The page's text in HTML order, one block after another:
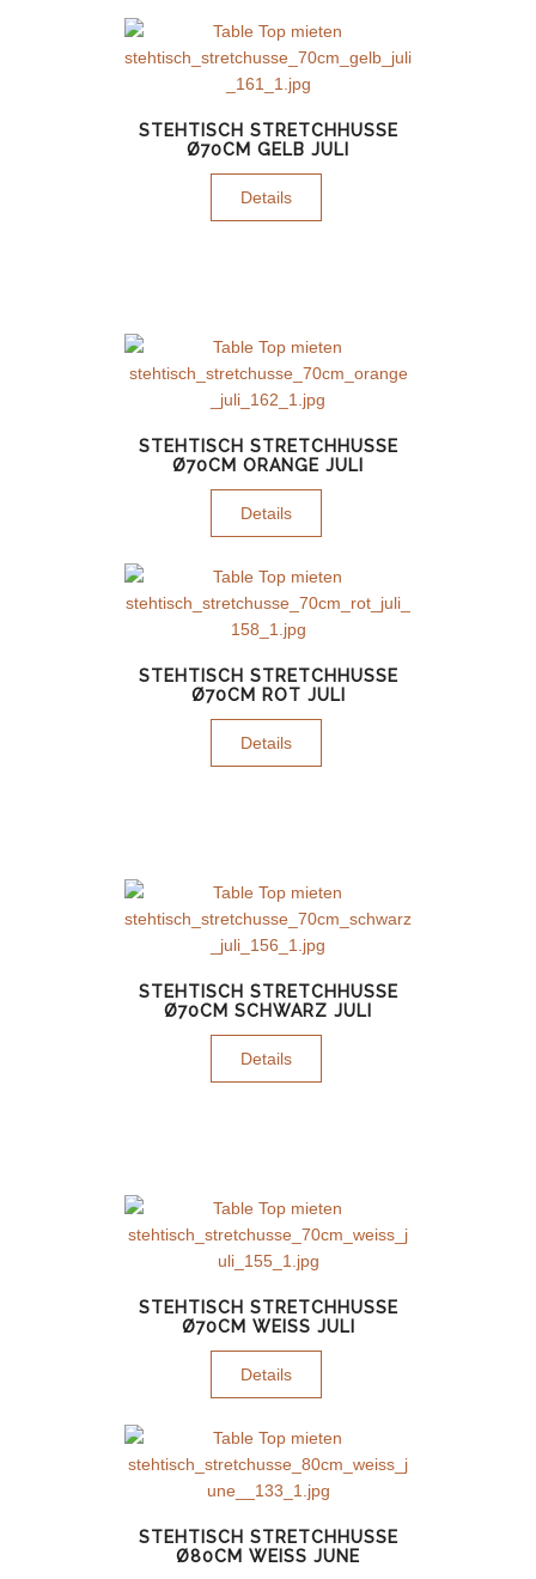
STEHTISCH STRETCHHUSSE
Ø70CM GELB JULI
Details
STEHTISCH STRETCHHUSSE
Ø70CM ORANGE JULI
Details
STEHTISCH STRETCHHUSSE
Ø70CM ROT JULI
Details
STEHTISCH STRETCHHUSSE
Ø70CM SCHWARZ JULI
Details
STEHTISCH STRETCHHUSSE
Ø70CM WEISS JULI
Details
STEHTISCH STRETCHHUSSE
Ø80CM WEISS JUNE